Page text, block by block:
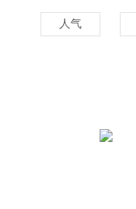
人气